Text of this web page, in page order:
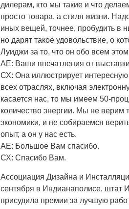
дилерам, кто мы такие и что
просто товара, а стиля жизни.
иных вещей, точнее, пробудить в
но дарят такое удовольствие, о
Луиджи за то, что он обо всем этом
АЕ: Ваши впечатления от
СХ: Она иллюстрирует
всех отраслях, включая
касается нас, то мы имеем 50-
количество энергии. Мы не верим
экономики, и не собираемся
опыт, а он у нас есть.
АЕ: Большое Вам спасибо.
СХ: Спасибо Вам.
Ассоциация Дизайна и
сентября в Индианаполисе, штат
присудила премии за лучшую